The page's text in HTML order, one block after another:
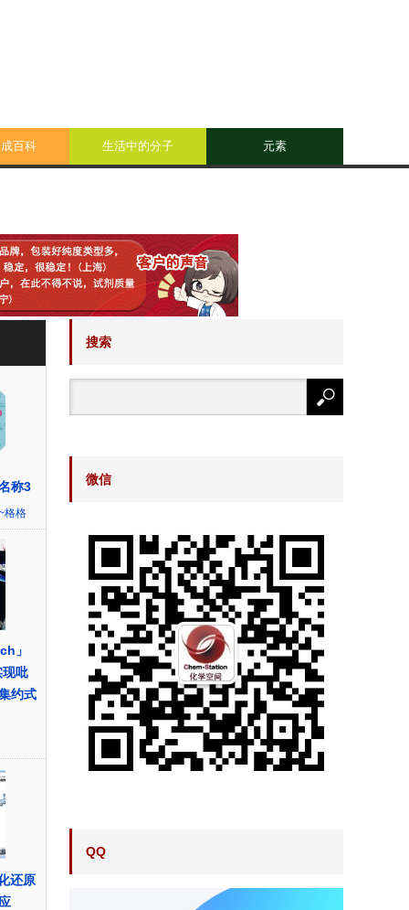
百科 生活中的分子 元素
称3
格格
」
现吡
约式
还原
搜索
微信
QQ